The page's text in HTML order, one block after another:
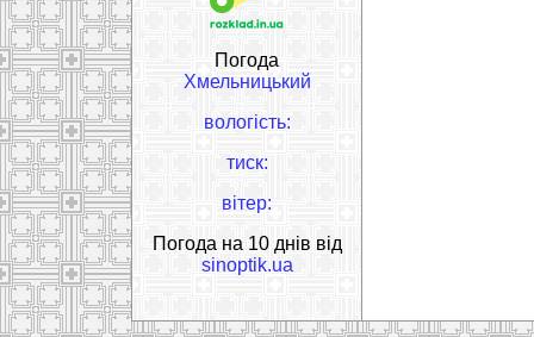
Погода
Хмельницький
вологість:
тиск:
вітер:
Погода на 10 днів від
sinoptik.ua